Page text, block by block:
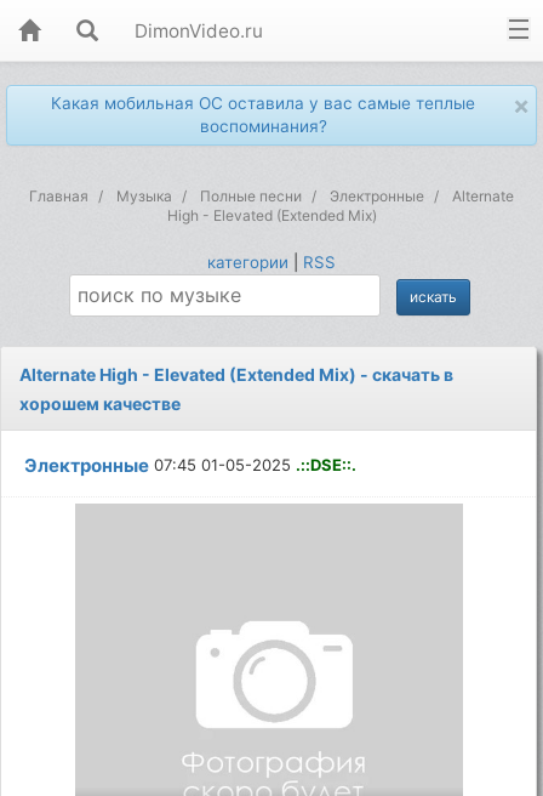
DimonVideo.ru
×
Какая мобильная ОС оставила у вас самые теплые
воспоминания?
Главная Музыка Полные песни Электронные
Alternate
High - Elevated (Extended Mix)
категории RSS
Alternate High - Elevated (Extended Mix) - скачать в
хорошем качестве
Электронные 07:45 01-05-2025 .::DSE::.